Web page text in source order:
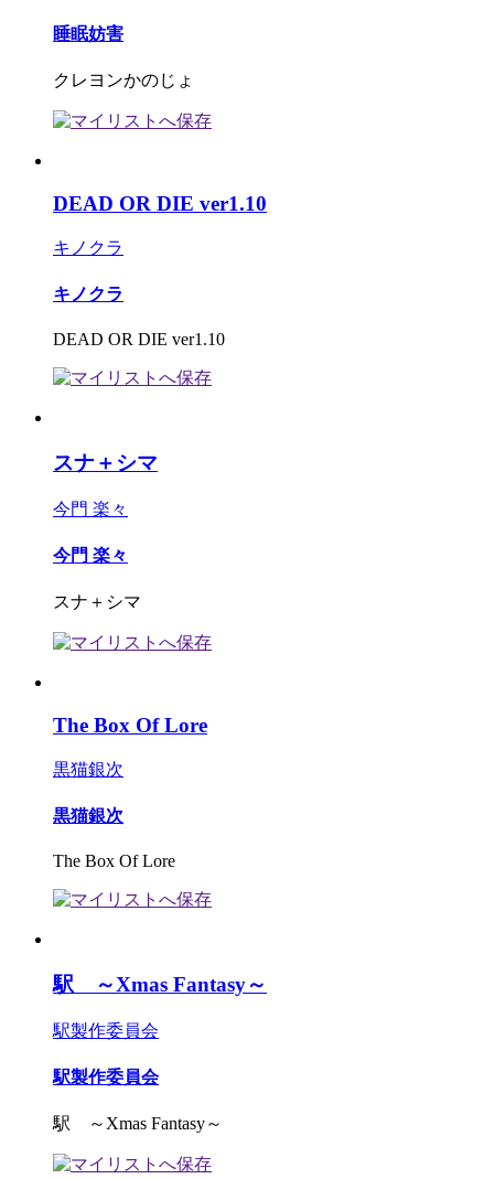
睡眠妨害
クレヨンかのじょ
DEAD OR DIE ver1.10
キノクラ
キノクラ
DEAD OR DIE ver1.10
スナ＋シマ
今門 楽々
今門 楽々
スナ＋シマ
The Box Of Lore
黒猫銀次
黒猫銀次
The Box Of Lore
駅 ～Xmas Fantasy～
駅製作委員会
駅製作委員会
駅 ～Xmas Fantasy～